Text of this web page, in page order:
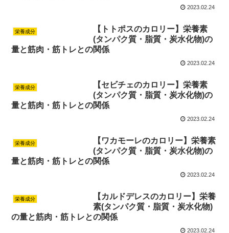
2023.02.24
栄養成分
【トトポスのカロリー】栄養素
(タンパク質・脂質・炭水化物)の
量と筋肉・筋トレとの関係
2023.02.24
栄養成分
【セビチェのカロリー】栄養素
(タンパク質・脂質・炭水化物)の
量と筋肉・筋トレとの関係
2023.02.24
栄養成分
【ワカモーレのカロリー】栄養素
(タンパク質・脂質・炭水化物)の
量と筋肉・筋トレとの関係
2023.02.24
栄養成分
【カルドデレスのカロリー】栄養
素(タンパク質・脂質・炭水化物)
の量と筋肉・筋トレとの関係
2023.02.24